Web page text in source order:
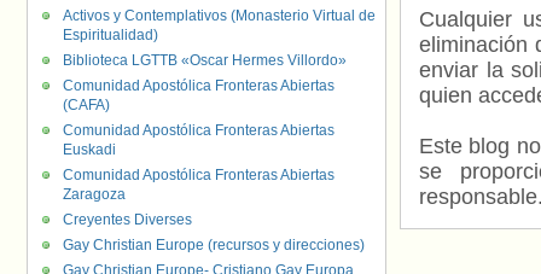
Cualquier
eliminación
enviar la
quien
Este blog
se
Activos y Contemplativos (Monasterio Virtual de
Espiritualidad)
Biblioteca LGTTB «Oscar Hermes Villordo»
Comunidad Apostólica Fronteras Abiertas
(CAFA)
Comunidad Apostólica Fronteras Abiertas
Euskadi
Comunidad Apostólica Fronteras Abiertas
Zaragoza
Creyentes Diverses
Gay Christian Europe (recursos y direcciones)
Gay Christian Europe- Cristiano Gay Europa